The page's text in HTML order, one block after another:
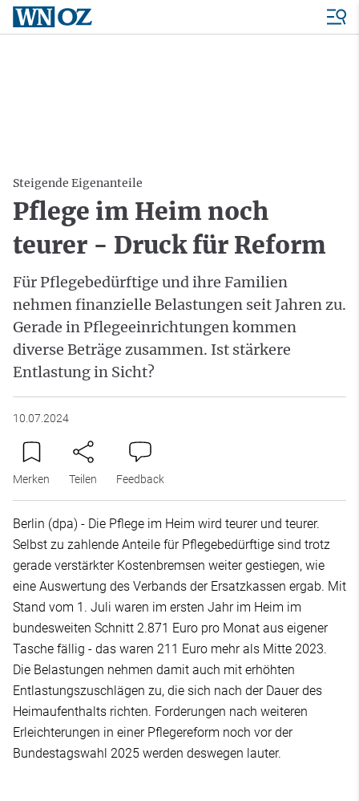
Steigende Eigenanteile
Pflege im Heim noch
teurer - Druck für Reform
Für Pflegebedürftige und ihre Familien
nehmen finanzielle Belastungen seit Jahren zu.
Gerade in Pflegeeinrichtungen kommen
diverse Beträge zusammen. Ist stärkere
Entlastung in Sicht?
10.07.2024
Merken Teilen Feedback
Berlin (dpa) - Die Pflege im Heim wird teurer und teurer.
Selbst zu zahlende Anteile für Pflegebedürftige sind trotz
gerade verstärkter Kostenbremsen weiter gestiegen, wie
eine Auswertung des Verbands der Ersatzkassen ergab. Mit
Stand vom 1. Juli waren im ersten Jahr im Heim im
bundesweiten Schnitt 2.871 Euro pro Monat aus eigener
Tasche fällig - das waren 211 Euro mehr als Mitte 2023.
Die Belastungen nehmen damit auch mit erhöhten
Entlastungszuschlägen zu, die sich nach der Dauer des
Heimaufenthalts richten. Forderungen nach weiteren
Erleichterungen in einer Pflegereform noch vor der
Bundestagswahl 2025 werden deswegen lauter.